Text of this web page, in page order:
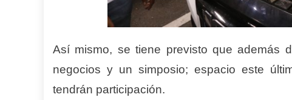
Así mismo, se tiene previsto que además
negocios y un simposio; espacio este
tendrán participación.